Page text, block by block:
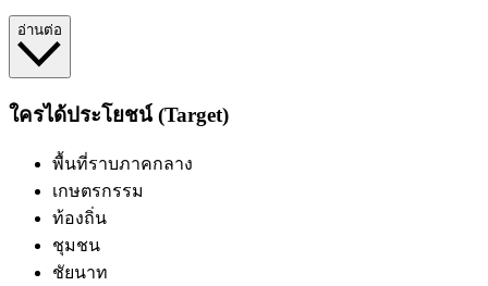
อ่านต่อ
ใครได้ประโยชน์ (Target)
พื้นที่ราบภาคกลาง
เกษตรกรรม
ท้องถิ่น
ชุมชน
ชัยนาท